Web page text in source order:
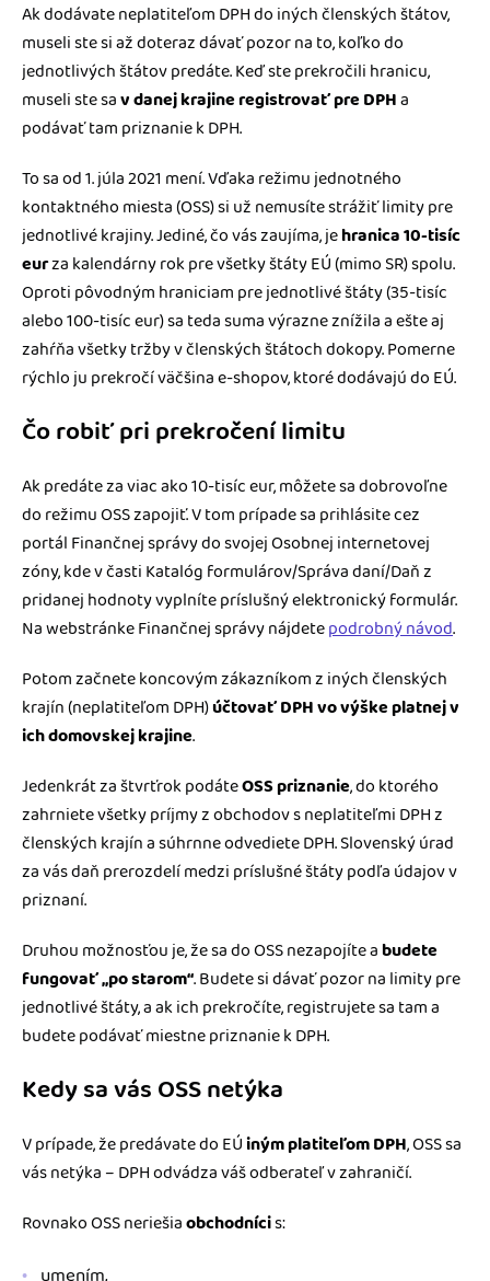
Ak dodávate neplatiteľom DPH do iných členských štátov,
museli ste si až doteraz dávať pozor na to, koľko do
jednotlivých štátov predáte. Keď ste prekročili hranicu,
museli ste sav danej krajine registrovať pre DPHa
podávať tam priznanie k DPH.
To sa od 1. júla 2021 mení. Vďaka režimu jednotného
kontaktného miesta (OSS) si už nemusíte strážiť limity pre
jednotlivé krajiny. Jediné, čo vás zaujíma, jehranica 10-tisíc
eurza kalendárny rok pre všetky štáty EÚ (mimo SR) spolu.
Oproti pôvodným hraniciam pre jednotlivé štáty (35-tisíc
alebo 100-tisíc eur) sa teda suma výrazne znížila a ešte aj
zahŕňa všetky tržby v členských štátoch dokopy. Pomerne
rýchlo ju prekročí väčšina e-shopov, ktoré dodávajú do EÚ.
Čo robiť pri prekročení limitu
Ak predáte za viac ako 10-tisíc eur, môžete sa dobrovoľne
do režimu OSS zapojiť. V tom prípade sa prihlásite cez
portál Finančnej správy do svojej Osobnej internetovej
zóny, kde v časti Katalóg formulárov/Správa daní/Daň z
pridanej hodnoty vyplníte príslušný elektronický formulár.
Na webstránke Finančnej správy nájdetepodrobný návod.
Potom začnete koncovým zákazníkom z iných členských
krajín (neplatiteľom DPH)účtovať DPH vo výške platnej v
ich domovskej krajine.
Jedenkrát za štvrťrok podáteOSS priznanie, do ktorého
zahrniete všetky príjmy z obchodov s neplatiteľmi DPH z
členských krajín a súhrnne odvediete DPH. Slovenský úrad
za vás daň prerozdelí medzi príslušné štáty podľa údajov v
priznaní.
Druhou možnosťou je, že sa do OSS nezapojíte a budete
fungovať „po starom“. Budete si dávať pozor na limity pre
jednotlivé štáty, a ak ich prekročíte, registrujete sa tam a
budete podávať miestne priznanie k DPH.
Kedy sa vás OSS netýka
V prípade, že predávate do EÚiným platiteľom DPH, OSS sa
vás netýka – DPH odvádza váš odberateľ v zahraničí.
Rovnako OSS neriešiaobchodnícis: